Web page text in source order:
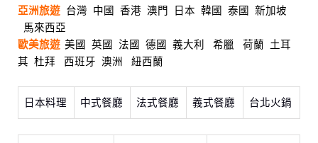
亞洲旅遊 台灣 中國 香港 澳門 日本 韓國 泰國 新加坡
馬來西亞
歐美旅遊 美國 英國 法國 德國 義大利 希臘 荷蘭 土耳
其 杜拜 西班牙 澳洲 紐西蘭
日本料理 中式餐廳 法式餐廳 義式餐廳 台北火鍋